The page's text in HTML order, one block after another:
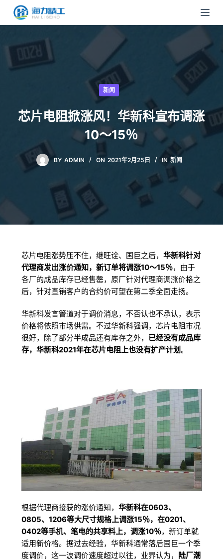
跳
容
新闻
芯片电阻掀涨风！华新科宣布调涨
10～15％
BY ADMIN ON 2021年2月25日 IN 新闻
芯片电阻涨势压不住，继旺诠、国巨之后， 华新科针对
代理商发出涨价通知，新订单将调涨10～15％，由于
各厂的成品库存已经售罄，原厂针对代理商调涨价格之
后，针对直销客户的合约价可望在第二季全面走扬。
华新科发言管道对于调价消息，不否认也不承认，表示
价格将依照市场供需。不过华新科强调，芯片电阻市况
很好，除了部分半成品还有库存之外， 已经没有成品库
存，华新科2021年在芯片电阻上也没有扩产计划。
根据代理商接获的涨价通知， 华新科在0603、
0805、1206等大尺寸规格上调涨15％，在0201、
0402等手机、笔电的共享料上，调涨10％，新订单就
适用新价格。据过去经验，华新科通常落后国巨一个季
度调价，这一波调价速度超过以往，业界认为， 陆厂潮